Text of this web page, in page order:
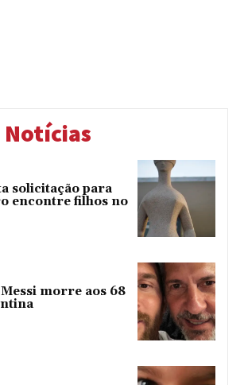
solicitação para
encontre filhos no
morre aos 68